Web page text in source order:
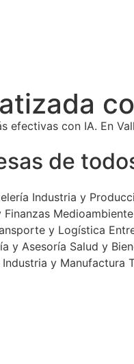
efectivas con IA. En
de
Industria y
Finanzas Medioambiente
y Logística
y Asesoría Salud y
Industria y Manufactura